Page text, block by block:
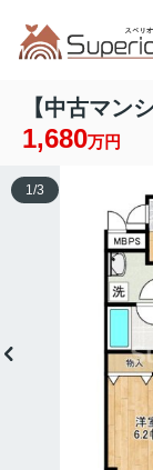
【中古マン
1,680万円
1 /3